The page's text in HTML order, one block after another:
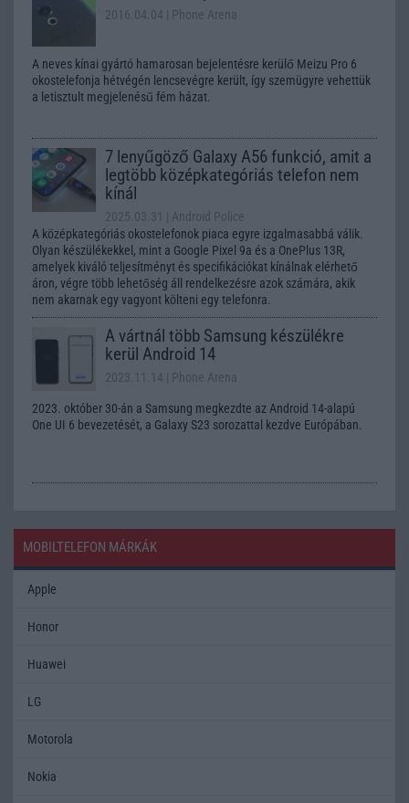
2016.04.04 | Phone Arena
A neves kínai gyártó hamarosan bejelentésre kerülő Meizu Pro 6
okostelefonja hétvégén lencsevégre került, így szemügyre vehettük
a letisztult megjelenésű fém házat.
7 lenyűgöző Galaxy A56 funkció, amit a
legtöbb középkategóriás telefon nem
kínál
2025.03.31
| Android Police
A középkategóriás okostelefonok piaca egyre izgalmasabbá válik.
Olyan készülékekkel, mint a Google Pixel 9a és a OnePlus 13R,
amelyek kiváló teljesítményt és specifikációkat kínálnak elérhető
áron, végre több lehetőség áll rendelkezésre azok számára, akik
nem akarnak egy vagyont költeni egy telefonra.
A vártnál több Samsung készülékre
kerül Android 14
2023.11.14 | Phone Arena
2023. október 30-án a Samsung megkezdte az Android 14-alapú
One UI 6 bevezetését, a Galaxy S23 sorozattal kezdve Európában.
MOBILTELEFON MÁRKÁK
Apple
Honor
Huawei
LG
Motorola
Nokia